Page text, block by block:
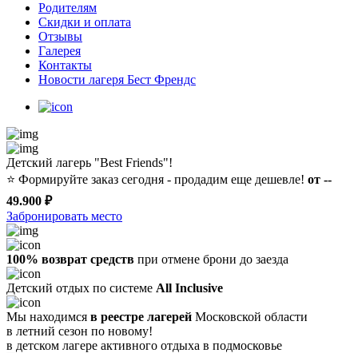
Родителям
Скидки и оплата
Отзывы
Галерея
Контакты
Новости лагеря Бест Френдс
Детский лагерь "Best Friends"!
⭐️ Формируйте заказ сегодня - продадим еще дешевле! от --
49.900 ₽
Забронировать место
100% возврат средств при отмене брони до заезда
Детский отдых по системе All Inclusive
Мы находимся в реестре лагерей Московской области
в летний сезон по новому!
в детском лагере активного отдыха в подмосковье